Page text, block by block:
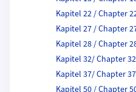
Kapitel 22 / Chapter
Kapitel 27 / Chapter
Kapitel 28 / Chapter
Kapitel 32/ Chapter 32
Kapitel 37/ Chapter 37